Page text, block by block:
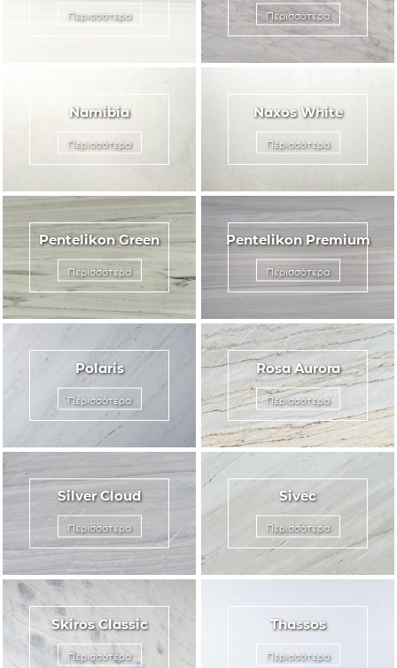
Περισσότερα Περισσότερα
Namibia
Περισσότερα
Naxos White
Περισσότερα
Pentelikon Green
Περισσότερα
Pentelikon Premium
Περισσότερα
Polaris
Περισσότερα
Rosa Aurora
Περισσότερα
Silver Cloud
Περισσότερα
Sivec
Περισσότερα
Skiros Classic
Περισσότερα
Thassos
Περισσότερα